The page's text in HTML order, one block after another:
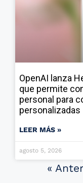
OpenAI lanza
que permite
personal para
personalizadas
LEER MÁS »
agosto 5, 2026
«